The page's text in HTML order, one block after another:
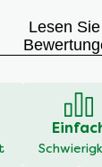
Lesen